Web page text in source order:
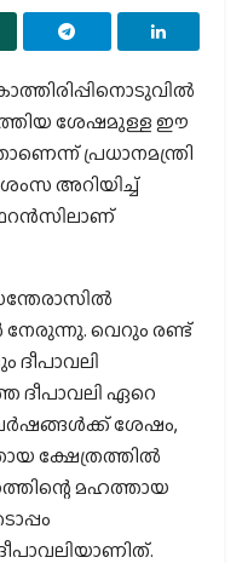
ശേഷമുള്ള ഈ
പ്രധാനമന്ത്രി
അറിയിച്ച്
വെറും രണ്ട്
ഏറെ
ശേഷം,
ക്ഷേത്രത്തിൽ
മഹത്തായ